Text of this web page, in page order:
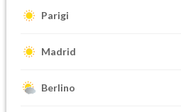
Parigi
Madrid
Berlino